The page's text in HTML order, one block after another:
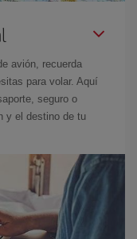
avión, recuerda
para volar. Aquí
seguro o
y el destino de tu